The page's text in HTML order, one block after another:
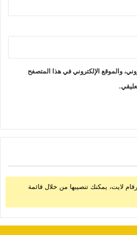
والموقع الإلكتروني في هذا المتصفح
لايت، يمكنك تنصيبها من خلال قائمة